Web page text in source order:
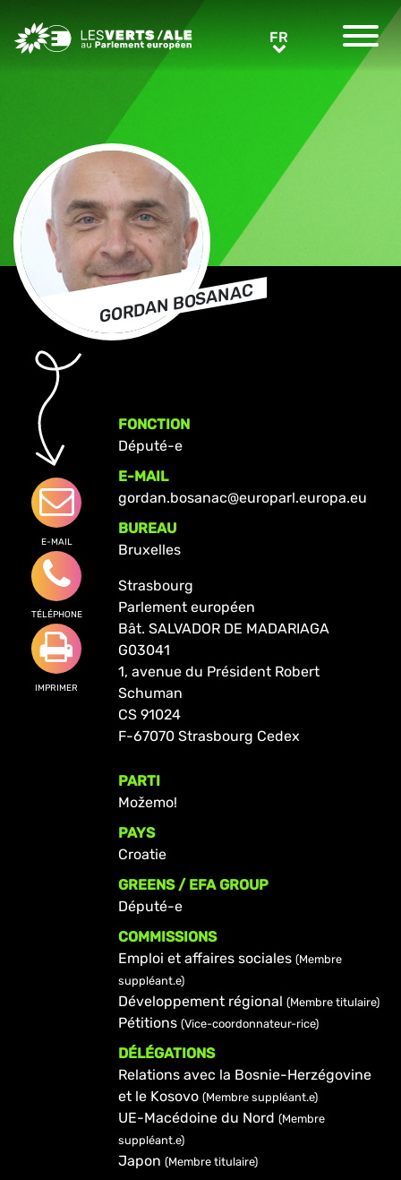
Greens/EFA Home FR
GORDAN BOSANAC
E-MAIL
TÉLÉPHONE
IMPRIMER
FONCTION
Député-e
E-MAIL
gordan.bosanac@europarl.europa.eu
BUREAU
Bruxelles
Strasbourg
Parlement européen
Bât. SALVADOR DE MADARIAGA
G03041
1, avenue du Président Robert
Schuman
CS 91024
F-67070 Strasbourg Cedex
PARTI
Možemo!
PAYS
Croatie
GREENS / EFA GROUP
Député-e
COMMISSIONS
Emploi et affaires sociales (Membre
suppléant.e)
Développement régional (Membre titulaire)
Pétitions (Vice-coordonnateur-rice)
DÉLÉGATIONS
Relations avec la Bosnie-Herzégovine
et le Kosovo (Membre suppléant.e)
UE-Macédoine du Nord (Membre
suppléant.e)
Japon (Membre titulaire)